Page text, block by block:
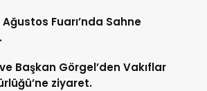
Fuarı’nda Sahne
Başkan Görgel’den Vakıflar
ziyaret.